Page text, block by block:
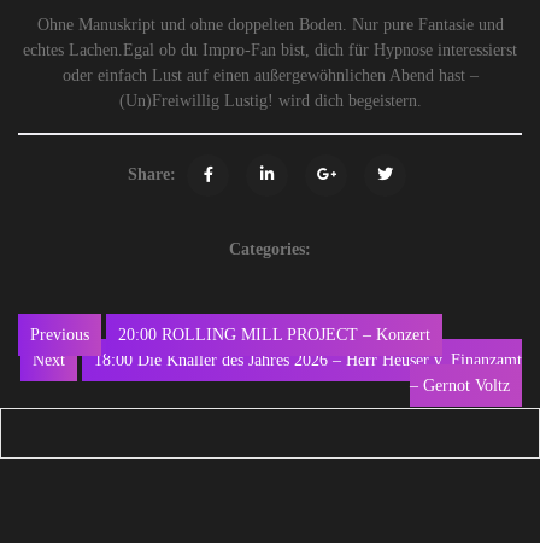
Ohne Manuskript und ohne doppelten Boden. Nur pure Fantasie und
echtes Lachen.Egal ob du Impro-Fan bist, dich für Hypnose interessierst
oder einfach Lust auf einen außergewöhnlichen Abend hast –
(Un)Freiwillig Lustig! wird dich begeistern.
Share:
Categories:
Beitragsnavigation
Previous
Previous
post:
20:00 ROLLING MILL PROJECT – Konzert
Next
Next
18:00 Die Knaller des Jahres 2026 – Herr Heuser v. Finanzamt
– Gernot Voltz